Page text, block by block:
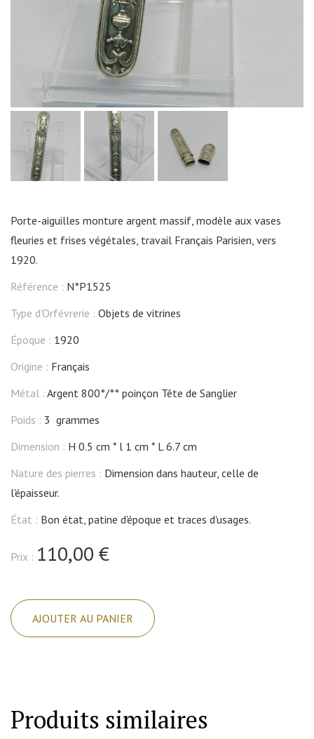
Porte-aiguilles monture argent massif, modèle aux vases
fleuries et frises végétales, travail Français Parisien, vers
1920.
Référence : N°P1525
Type d'Orfévrerie : Objets de vitrines
Époque : 1920
Origine : Français
Métal : Argent 800°/°° poinçon Tête de Sanglier
Poids : 3 grammes
Dimension : H 0.5 cm l 1 cm
L 6.7 cm
Nature des pierres : Dimension dans hauteur, celle de
l'épaisseur.
État : Bon état, patine d'époque et traces d'usages.
Prix : 110,00 €
de
Porte-
modèle
AJOUTER AU PANIER
Produits similaires